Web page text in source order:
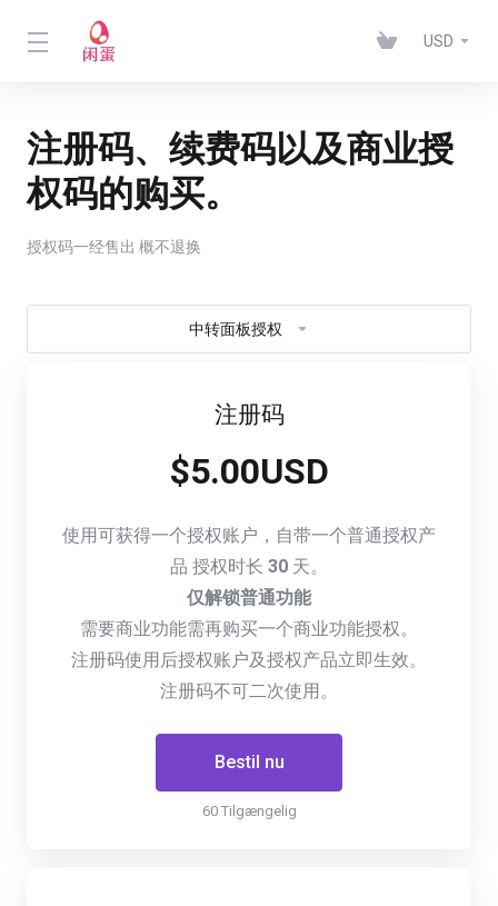
USD
注册码、续费码以及商业授
权码的购买。
授权码一经售出 概不退换
中转面板授权
注册码
$5.00USD
使用可获得一个授权账户，自带一个普通授权产
品 授权时长 30 天。
仅解锁普通功能
需要商业功能需再购买一个商业功能授权。
注册码使用后授权账户及授权产品立即生效。
注册码不可二次使用。
Bestil nu
60 Tilgængelig